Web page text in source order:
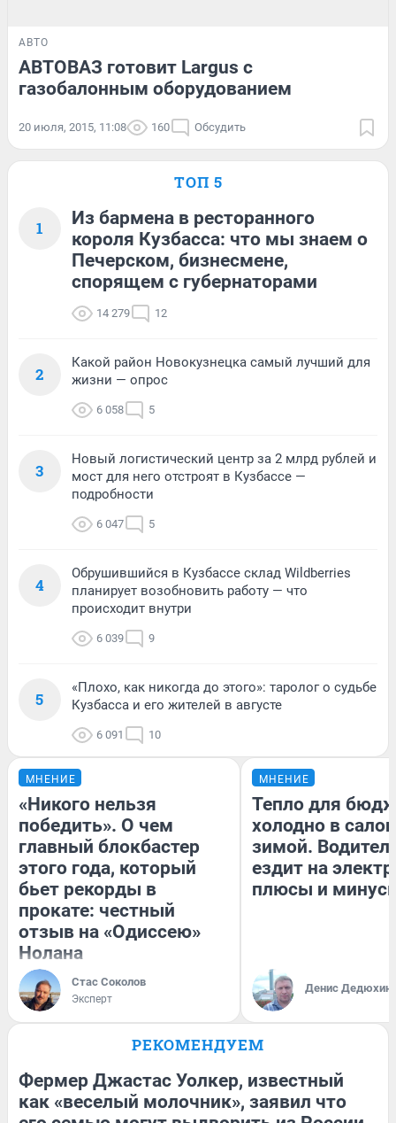
АВТО
АВТОВАЗ готовит Largus с
газобалонным оборудованием
20 июля, 2015, 11:08 160 Обсудить
ТОП 5
1
Из бармена в ресторанного
короля Кузбасса: что мы знаем о
Печерском, бизнесмене,
спорящем с губернаторами
14 279 12
2
Какой район Новокузнецка самый лучший для
жизни — опрос
6 058 5
3
Новый логистический центр за 2 млрд рублей и
мост для него отстроят в Кузбассе —
подробности
6 047 5
4
Обрушившийся в Кузбассе склад Wildberries
планирует возобновить работу — что
происходит внутри
6 039 9
5
«Плохо, как никогда до этого»: таролог о судьбе
Кузбасса и его жителей в августе
6 091 10
МНЕНИЕ
«Никого нельзя
победить». О чем
главный блокбастер
этого года, который
бьет рекорды в
прокате: честный
отзыв на «Одиссею»
Нолана
Стас Соколов
Эксперт
МНЕНИЕ
Тепло для
холодно в
зимой.
ездит на
плюсы и
Денис Дедюхин
РЕКОМЕНДУЕМ
Фермер Джастас Уолкер, известный
как «веселый молочник», заявил что